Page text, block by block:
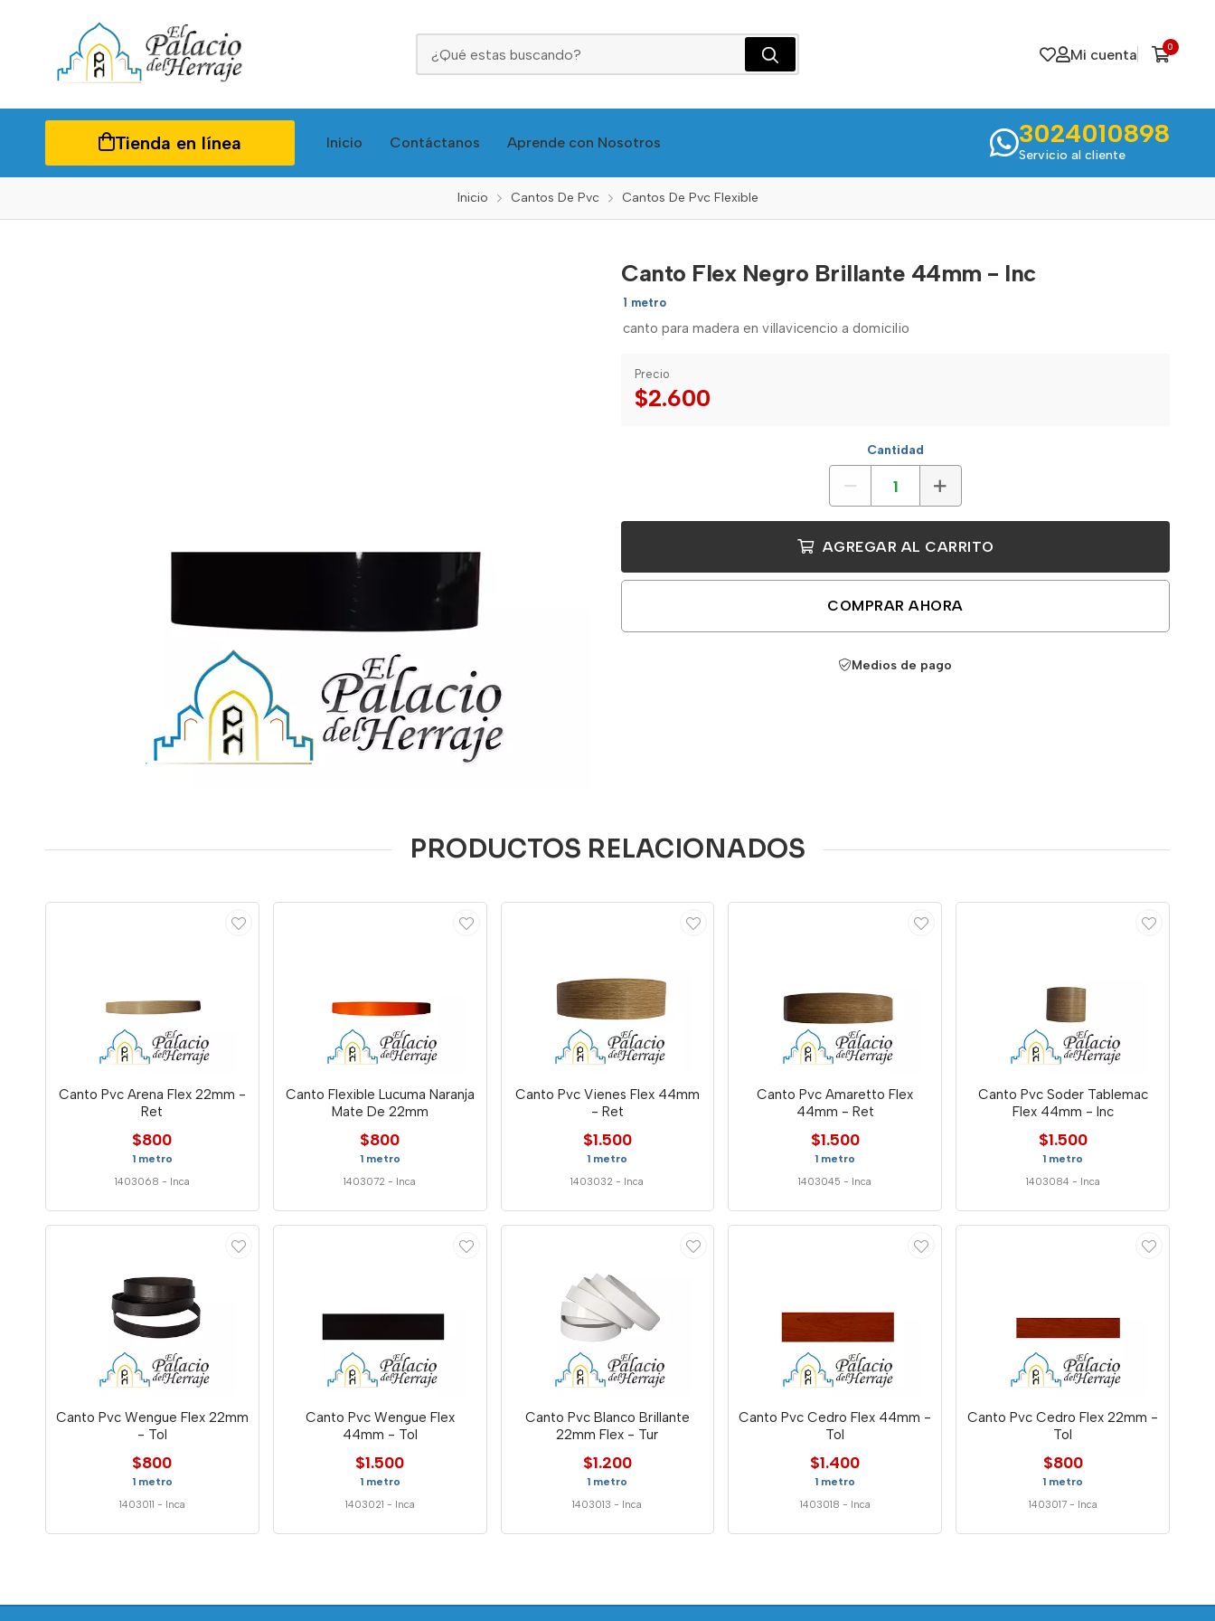
Mi cuenta 0
Tienda en línea Inicio Contáctanos Aprende con Nosotros 3024010898
Servicio al cliente
Inicio Cantos De Pvc Cantos De Pvc Flexible
Canto Flex Negro Brillante 44mm - Inc
1 metro
canto para madera en villavicencio a domicilio
Precio
$2.600
Cantidad
AGREGAR AL CARRITO
COMPRAR AHORA
Medios de pago
PRODUCTOS RELACIONADOS
Canto Pvc Arena Flex 22mm -
Ret
$800
1 metro
1403068 - Inca
Canto Flexible Lucuma Naranja
Mate De 22mm
$800
1 metro
1403072 - Inca
Canto Pvc Vienes Flex 44mm
- Ret
$1.500
1 metro
1403032 - Inca
Canto Pvc Amaretto Flex
44mm - Ret
$1.500
1 metro
1403045 - Inca
Canto Pvc Soder Tablemac
Flex 44mm - Inc
$1.500
1 metro
1403084 - Inca
Canto Pvc Wengue Flex 22mm
- Tol
$800
1 metro
1403011 - Inca
Canto Pvc Wengue Flex
44mm - Tol
$1.500
1 metro
1403021 - Inca
Canto Pvc Blanco Brillante
22mm Flex - Tur
$1.200
1 metro
1403013 - Inca
Canto Pvc Cedro Flex 44mm -
Tol
$1.400
1 metro
1403018 - Inca
Canto Pvc Cedro Flex 22mm -
Tol
$800
1 metro
1403017 - Inca